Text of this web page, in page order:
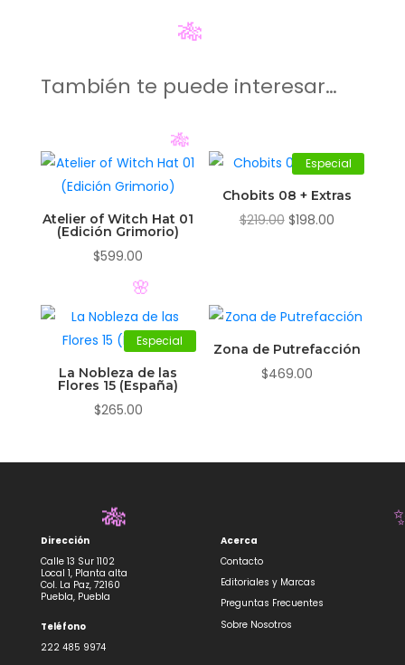
También te puede interesar…
Atelier of Witch Hat 01
(Edición Grimorio)
$599.00
Especial
Chobits 08 + Extras
$219.00 El
$219.00.
$198.00El
$198.00.
Especial
La Nobleza de las
Flores 15 (España)
$265.00
Zona de Putrefacción
$469.00
Dirección
Calle 13 Sur 1102
Local 1, Planta alta
Col. La Paz, 72160
Puebla, Puebla
Teléfono
222 485 9974
Acerca
Contacto
Editoriales y Marcas
Preguntas Frecuentes
Sobre Nosotros
🎋
🎋
🎋
🌸